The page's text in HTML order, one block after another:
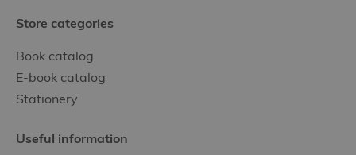
Store categories
Book catalog
E-book catalog
Stationery
Useful information